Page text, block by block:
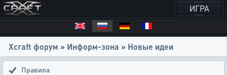
ИГРА
Xcraft форум » Информ-зона » Новые идеи
Правила